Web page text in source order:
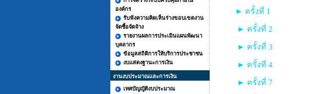
องค์กร
รับฟังความคิดเห็นร่างขอบเขตงาน
จัดซื้อจัดจ้าง
รายงานผลการประเมินแผนพัฒนา
บุคลากร
ข้อมูลสถิติการให้บริการประชาชน
งบแสดงฐานะการเงิน
งานงบประมาณและการเงิน
เทศบัญญัติงบประมาณ
► ครั้งที่ 1
► ครั้งที่ 2
► ครั้งที่ 3
► ครั้งที่ 4
► ครั้งที่ 7